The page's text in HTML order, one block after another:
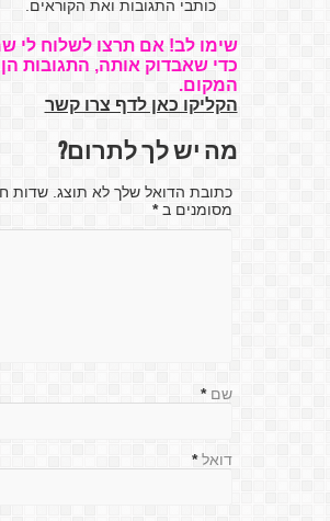
כותבי התגובות ואת הקוראים.
שימו לב! אם תרצו לשלוח לי
כדי שאבדוק אותה, התגובות
המקום.
הקליקו כאן לדף צרו קשר
מה יש לך לתרום?
כתובת הדואל שלך לא תוצג. שדות
מסומנים ב*
שם *
דואל *